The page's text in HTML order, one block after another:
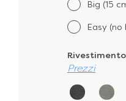
Big (15
Easy (no
Prezzi